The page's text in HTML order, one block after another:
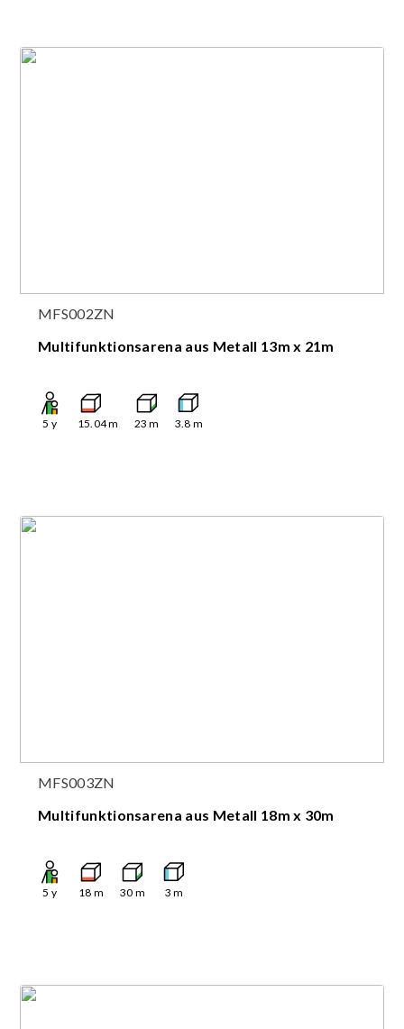
MFS002ZN
Multifunktionsarena aus Metall 13m x 21m
5 y 15.04m 23 m 3.8 m
MFS003ZN
Multifunktionsarena aus Metall 18m x 30m
5 y 18 m 30 m 3 m